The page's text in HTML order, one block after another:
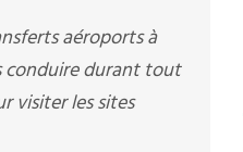
aéroports à
conduire durant tout
visiter les sites